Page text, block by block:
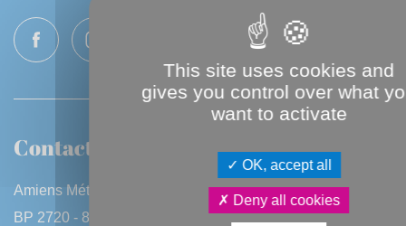
Contactez-nous
Amiens Métropole
BP 2720 - 80027 Amiens CEDEX
This site uses cookies and
gives you control over what
want to activate
OK, accept all
Deny all cookies